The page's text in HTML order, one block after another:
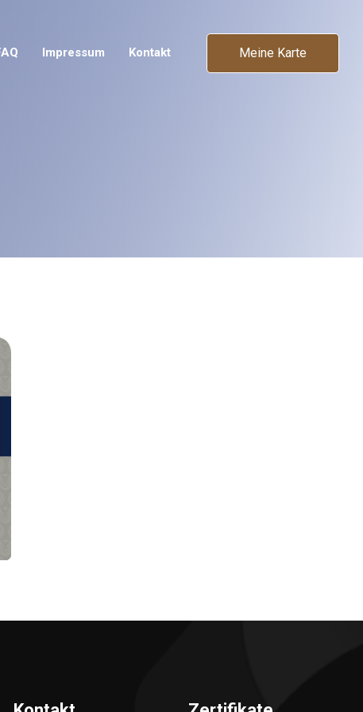
Impressum Kontakt Meine Karte